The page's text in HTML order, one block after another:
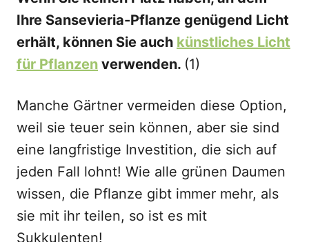
Ihre Sansevieria-Pflanze genügend Licht
erhält, können Sie auch künstliches Licht
für Pflanzen verwenden. (1)
Manche Gärtner vermeiden diese Option,
weil sie teuer sein können, aber sie sind
eine langfristige Investition, die sich auf
jeden Fall lohnt! Wie alle grünen Daumen
wissen, die Pflanze gibt immer mehr, als
sie mit ihr teilen, so ist es mit
Sukkulenten!